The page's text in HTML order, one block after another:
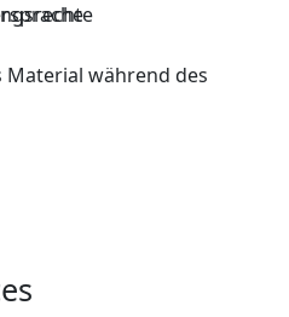
während des